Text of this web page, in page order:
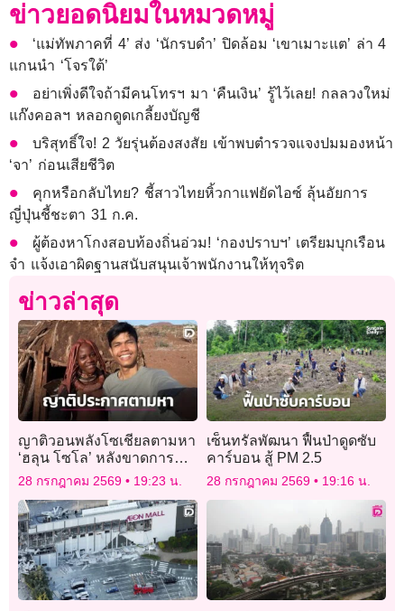
ข่าวยอดนิยมในหมวดหมู่
‘แม่ทัพภาคที่ 4’ ส่ง ‘นักรบดำ’ ปิดล้อม ‘เขาเมาะแต’ ล่า 4
แกนนำ ‘โจรใต้’
อย่าเพิ่งดีใจถ้ามีคนโทรฯ มา ‘คืนเงิน’ รู้ไว้เลย! กลลวงใหม่
แก๊งคอลฯ หลอกดูดเกลี้ยงบัญชี
บริสุทธิ์ใจ! 2 วัยรุ่นต้องสงสัย เข้าพบตำรวจแจงปมมองหน้า
‘จา’ ก่อนเสียชีวิต
คุกหรือกลับไทย? ชี้สาวไทยหิ้วกาแฟยัดไอซ์ ลุ้นอัยการ
ญี่ปุ่นชี้ชะตา 31 ก.ค.
ผู้ต้องหาโกงสอบท้องถิ่นอ่วม! ‘กองปราบฯ’ เตรียมบุกเรือน
จำ แจ้งเอาผิดฐานสนับสนุนเจ้าพนักงานให้ทุจริต
ข่าวล่าสุด
ญาติวอนพลังโซเชียลตามหา
‘ฮลุน โซโล’ หลังขาดการ
ติดต่อในประเทศจอร์เจีย
28 กรกฎาคม 2569 19:23 น.
เซ็นทรัลพัฒนา ฟื้นป่าดูดซับ
คาร์บอน สู้ PM 2.5
28 กรกฎาคม 2569 19:16 น.